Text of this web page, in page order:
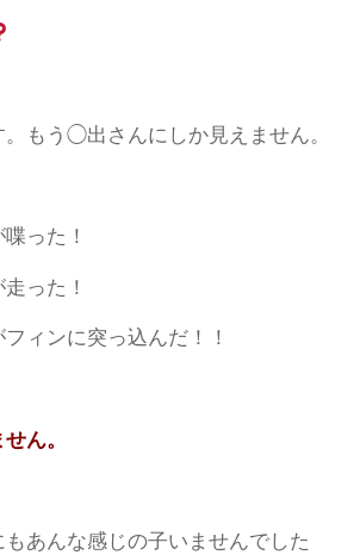
もう◯出さんにしか見えません。
った！
った！
ィンに突っ込んだ！！
ん。
あんな感じの子いませんでした